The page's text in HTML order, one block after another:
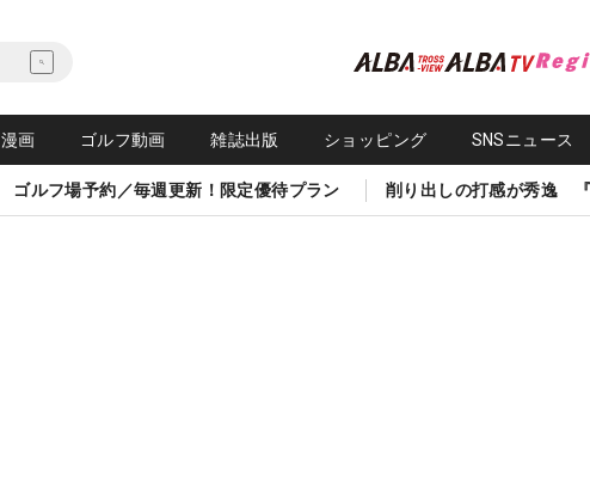
漫画 ゴルフ動画 雑誌出版 ショッピング SNSニュース
ゴルフ場予約／毎週更新！限定優待プラン 削り出しの打感が秀逸 『